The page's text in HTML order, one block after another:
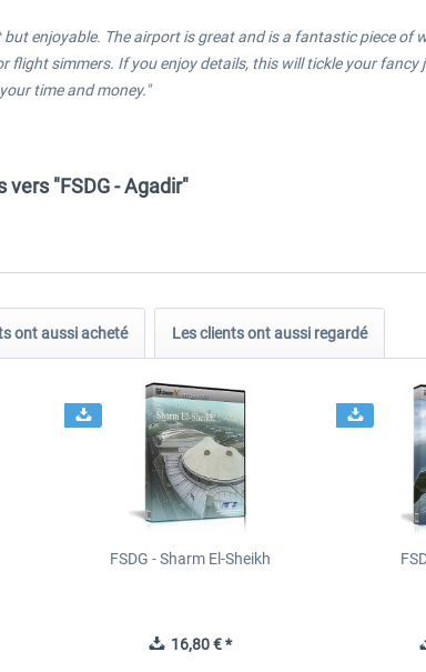
enjoyable. The airport is great and is a fantastic piece
flight simmers. If you enjoy details, this will tickle your
time and money."
"FSDG - Agadir"
ont aussi acheté Les clients ont aussi regardé
FSDG - Sharm El-Sheikh
16,80 € *